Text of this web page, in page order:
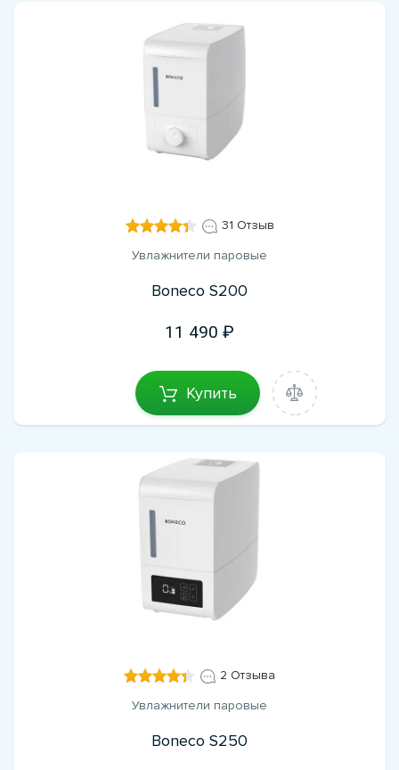
31 Отзыв
Увлажнители паровые
Boneco S200
11 490
Купить
2 Отзыва
Увлажнители паровые
Boneco S250